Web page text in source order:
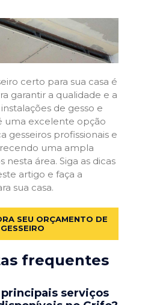
certo para sua casa é
garantir a qualidade e a
de gesso e
uma excelente opção
gesseiros profissionais e
uma ampla
nesta área. Siga as dicas
artigo e faça a
sua casa.
SEU ORÇAMENTO DE
GESSEIRO
frequentes
principais serviços